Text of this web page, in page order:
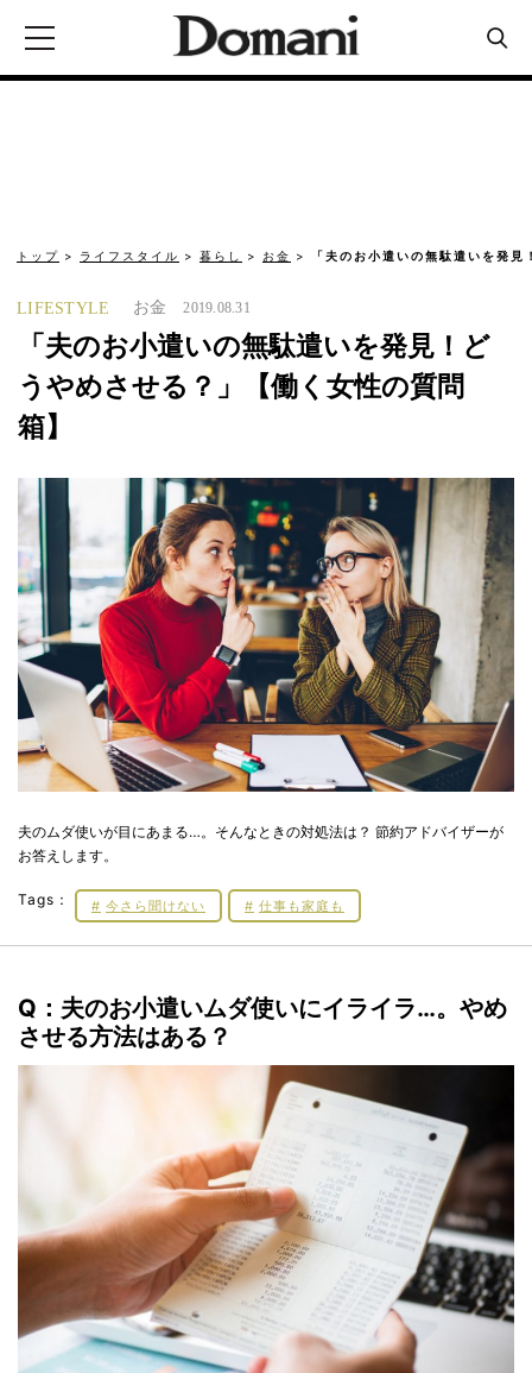
トップ ライフスタイル 暮らし お金 「夫のお小遣いの無駄遣いを発
LIFESTYLE お金 2019.08.31
「夫のお小遣いの無駄遣いを発見！ど
うやめさせる？」【働く女性の質問
箱】
夫のムダ使いが目にあまる…。そんなときの対処法は？ 節約アドバイザーが
お答えします。
Tags： 今さら聞けない 仕事も家庭も
Q：夫のお小遣いムダ使いにイライラ…。やめ
させる方法はある？